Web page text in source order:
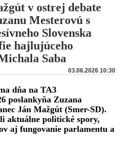
v ostrej debate
Mesterovú s
Slovenska
hajlujúceho
Saba
03.06.2026 10:30
dňa na TA3
poslankyňa Zuzana
Ján Mažgút (Smer-SD).
aktuálne politické spory,
aj fungovanie parlamentu a